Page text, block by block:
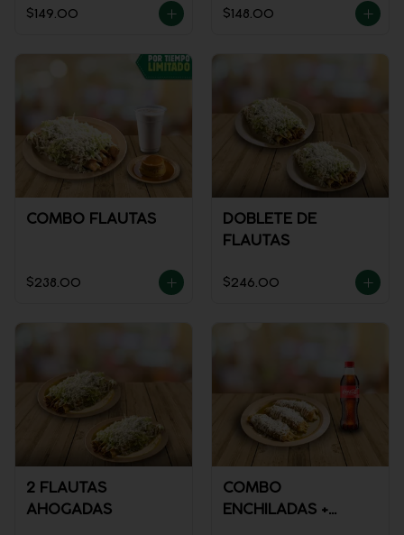
$149.00 $148.00
COMBO FLAUTAS
$238.00
DOBLETE DE
FLAUTAS
$246.00
2 FLAUTAS
AHOGADAS
COMBO
ENCHILADAS +